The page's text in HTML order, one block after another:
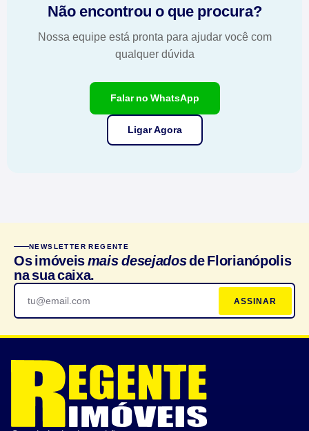
Não encontrou o que procura?
Nossa equipe está pronta para ajudar você com
qualquer dúvida
Falar no WhatsApp
Ligar Agora
NEWSLETTER REGENTE
Os imóveismais desejadosde Florianópolis
na sua caixa.
ASSINAR